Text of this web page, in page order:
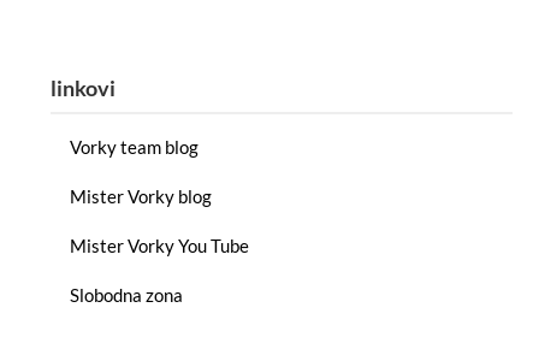
linkovi
Vorky team blog
Mister Vorky blog
Mister Vorky You Tube
Slobodna zona